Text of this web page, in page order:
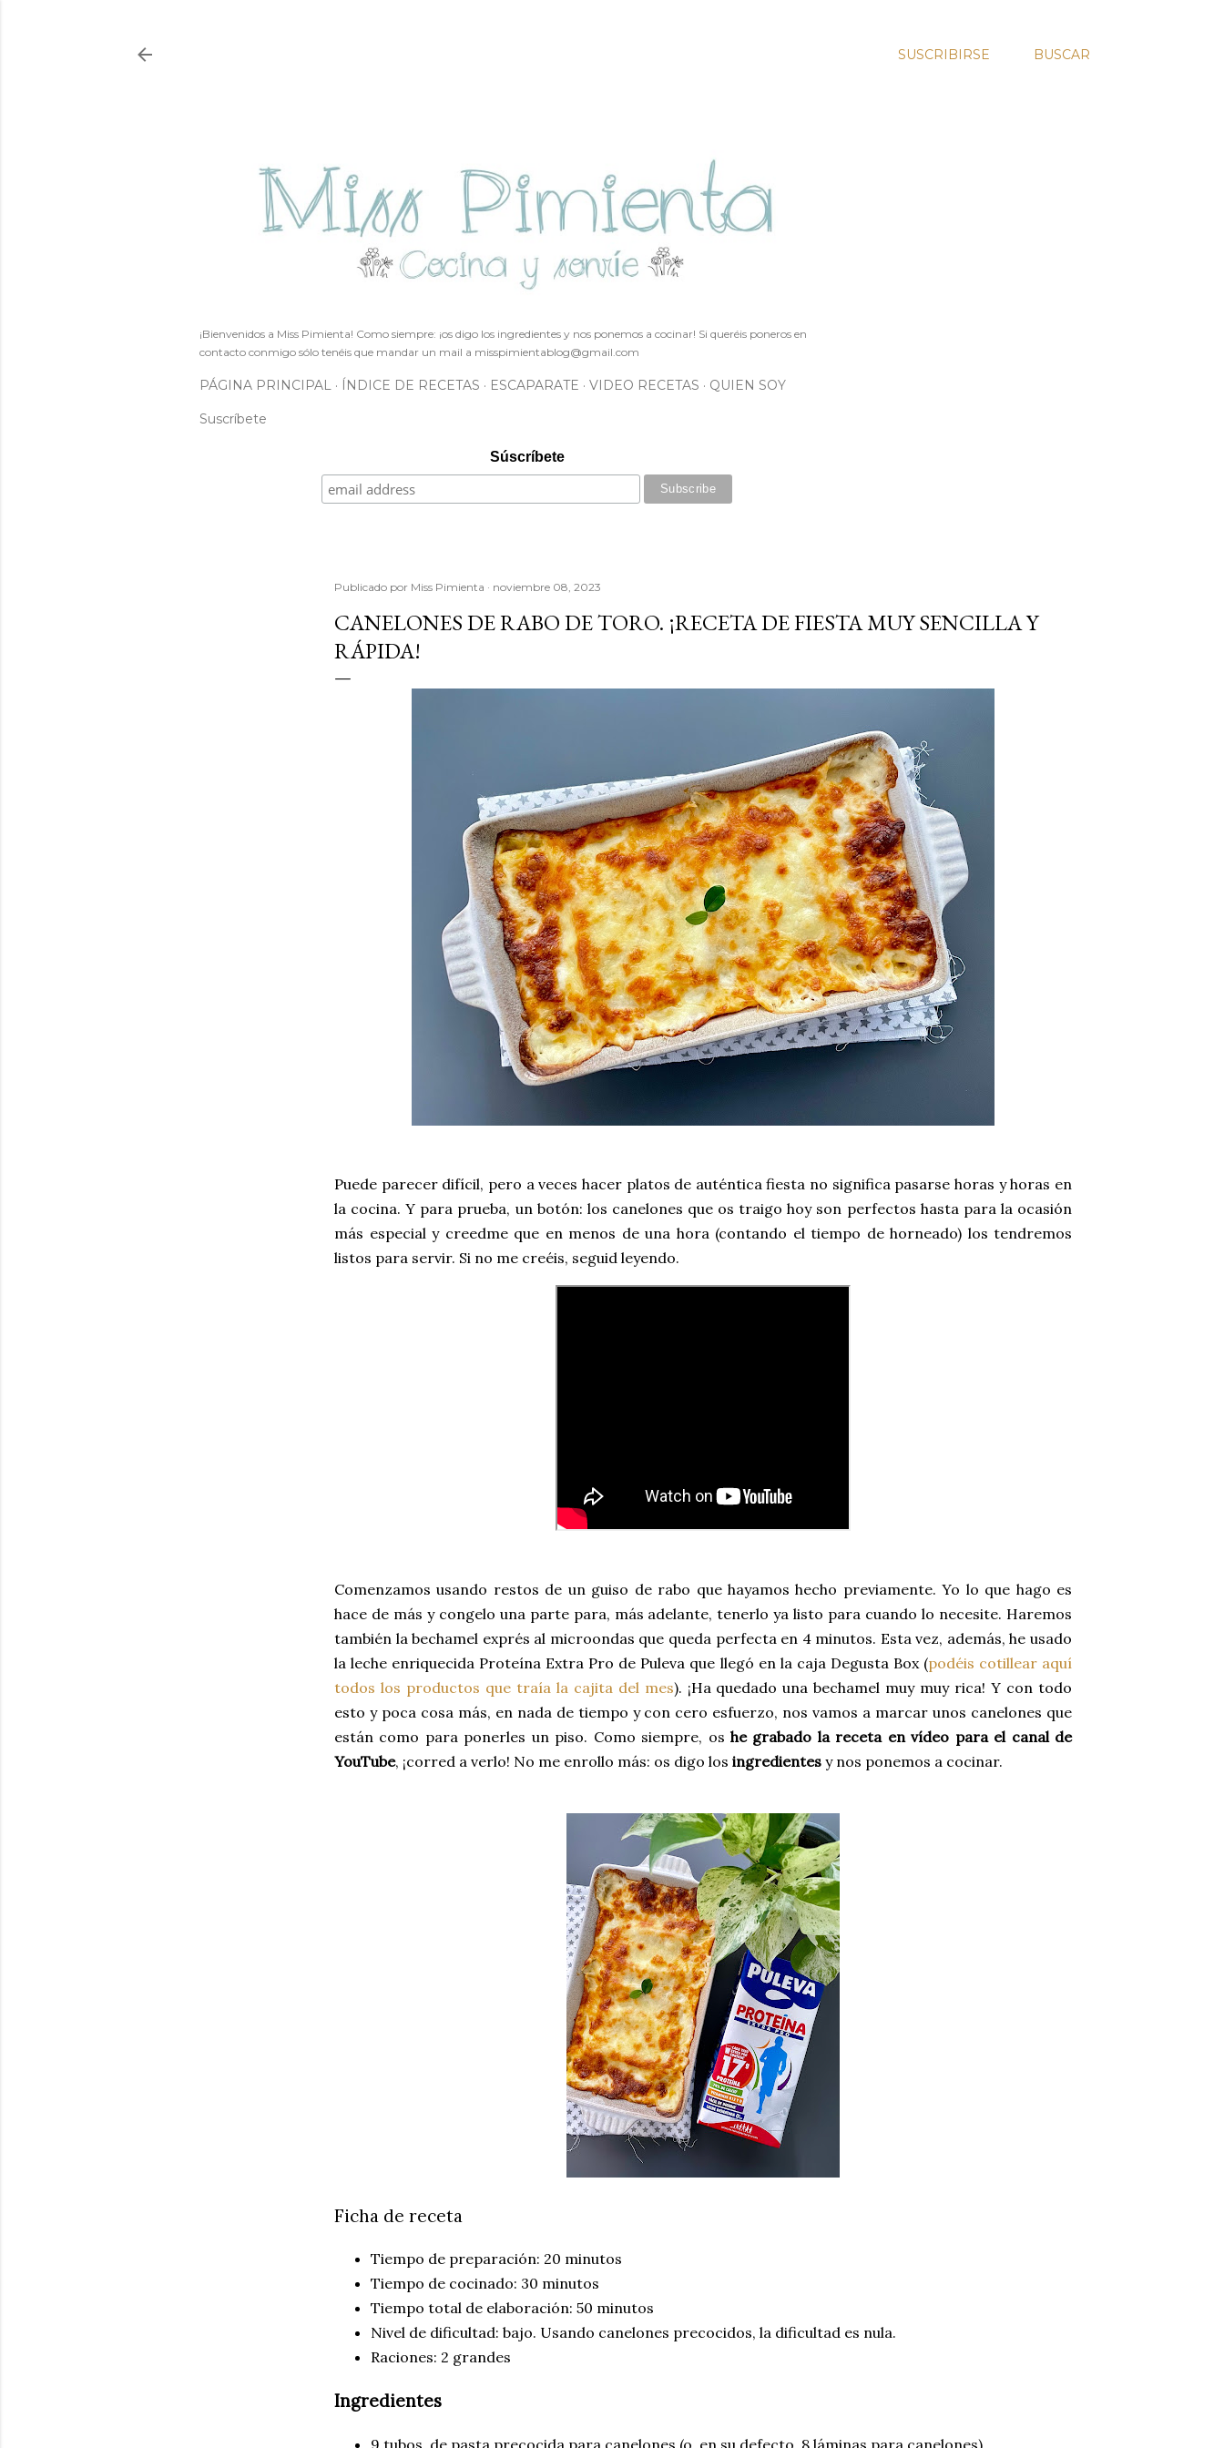
SUSCRIBIRSE BUSCAR
¡Bienvenidos a Miss Pimienta! Como siempre: ¡os digo los ingredientes y nos ponemos a cocinar! Si queréis poneros en
contacto conmigo sólo tenéis que mandar un mail a misspimientablog@gmail.com
PÁGINA PRINCIPAL ÍNDICE DE RECETAS ESCAPARATE VIDEO RECETAS QUIEN SOY
Suscríbete
Súscríbete
Publicado por Miss Pimienta noviembre 08, 2023
CANELONES DE RABO DE TORO. ¡RECETA DE FIESTA MUY SENCILLA Y
RÁPIDA!
Puede parecer difícil, pero a veces hacer platos de auténtica fiesta no significa pasarse horas y horas en
la cocina. Y para prueba, un botón: los canelones que os traigo hoy son perfectos hasta para la ocasión
más especial y creedme que en menos de una hora (contando el tiempo de horneado) los tendremos
listos para servir. Si no me creéis, seguid leyendo.
Comenzamos usando restos de un guiso de rabo que hayamos hecho previamente. Yo lo que hago es
hace de más y congelo una parte para, más adelante, tenerlo ya listo para cuando lo necesite. Haremos
también la bechamel exprés al microondas que queda perfecta en 4 minutos. Esta vez, además, he usado
la leche enriquecida Proteína Extra Pro de Puleva que llegó en la caja Degusta Box (podéis cotillear aquí
todos los productos que traía la cajita del mes). ¡Ha quedado una bechamel muy muy rica! Y con todo
esto y poca cosa más, en nada de tiempo y con cero esfuerzo, nos vamos a marcar unos canelones que
están como para ponerles un piso. Como siempre, os he grabado la receta en vídeo para el canal de
YouTube, ¡corred a verlo! No me enrollo más: os digo los ingredientes y nos ponemos a cocinar.
Ficha de receta
Tiempo de preparación: 20 minutos
Tiempo de cocinado: 30 minutos
Tiempo total de elaboración: 50 minutos
Nivel de dificultad: bajo. Usando canelones precocidos, la dificultad es nula.
Raciones: 2 grandes
Ingredientes
9 tubos de pasta precocida para canelones (o, en su defecto, 8 láminas para canelones)